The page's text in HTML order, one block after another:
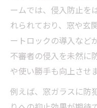
ームでは、侵入防止を
れられており、窓や玄
ートロックの導入など
不審者の侵入を未然に
や使い勝手も向上させま
例えば、窓ガラスに防